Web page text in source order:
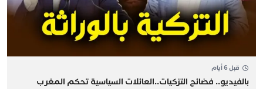
قبل 6 أيام
بالفيديو.. فضائح التزكيات..العائلات السياسية تحكم المغرب